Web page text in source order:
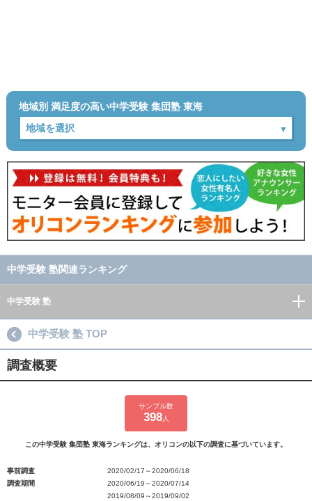
地域別 満足度の高い中学受験 集団塾 東海
中学受験 塾関連ランキング
中学受験 塾
中学受験 塾 TOP
調査概要
サンプル数
398人
この中学受験 集団塾 東海ランキングは、オリコンの以下の調査に基づいています。
事前調査
2020/02/17～2020/06/18
調査期間
2020/06/19～2020/07/14
2019/08/09～2019/09/02